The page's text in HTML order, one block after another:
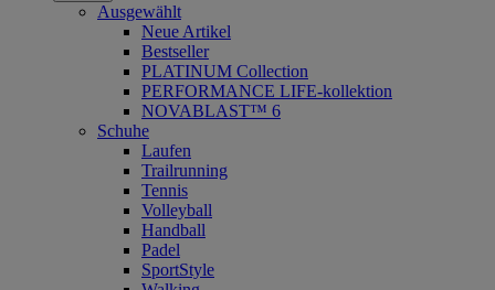
Ausgewählt
Neue Artikel
Bestseller
PLATINUM Collection
PERFORMANCE LIFE-kollektion
NOVABLAST™ 6
Schuhe
Laufen
Trailrunning
Tennis
Volleyball
Handball
Padel
SportStyle